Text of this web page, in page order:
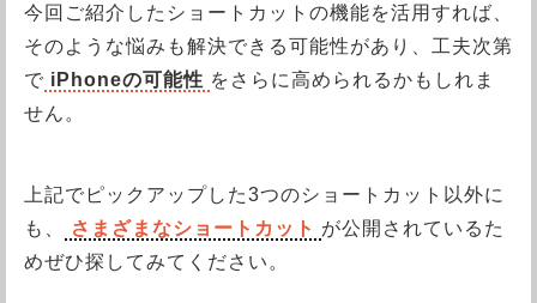
今回ご紹介したショートカットの機能を活用すれば、
そのような悩みも解決できる可能性があり、工夫次第
で iPhoneの可能性 をさらに高められるかもしれま
せん。
上記でピックアップした3つのショートカット以外に
も、
さまざまなショートカット が公開されているた
めぜひ探してみてください。